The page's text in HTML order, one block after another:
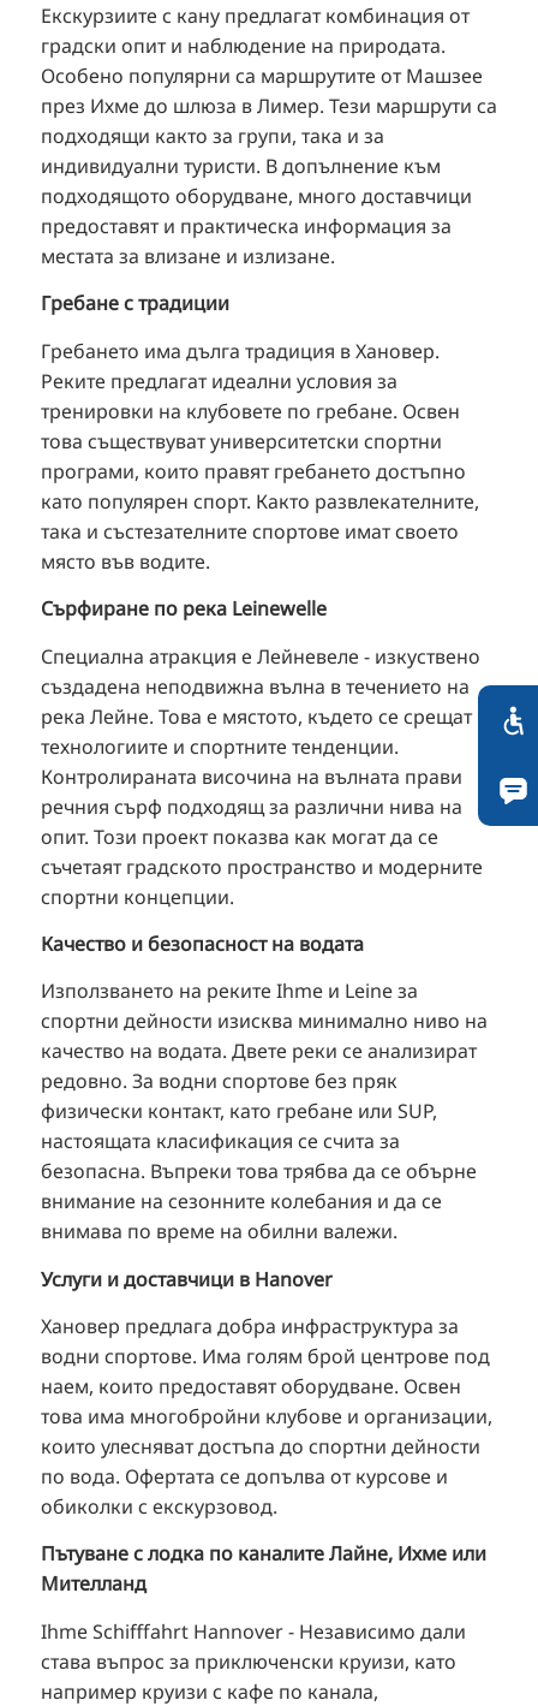
Екскурзиите с кану предлагат комбинация от
градски опит и наблюдение на природата.
Особено популярни са маршрутите от Машзее
през Ихме до шлюза в Лимер. Тези маршрути са
подходящи както за групи, така и за
индивидуални туристи. В допълнение към
подходящото оборудване, много доставчици
предоставят и практическа информация за
местата за влизане и излизане.
Гребане с традиции
Гребането има дълга традиция в Хановер.
Реките предлагат идеални условия за
тренировки на клубовете по гребане. Освен
това съществуват университетски спортни
програми, които правят гребането достъпно
като популярен спорт. Както развлекателните,
така и състезателните спортове имат своето
място във водите.
Сърфиране по река Leinewelle
Специална атракция е Лейневеле - изкуствено
създадена неподвижна вълна в течението на
река Лейне. Това е мястото, където се срещат
технологиите и спортните тенденции.
Контролираната височина на вълната прави
речния сърф подходящ за различни нива на
опит. Този проект показва как могат да се
съчетаят градското пространство и модерните
спортни концепции.
Качество и безопасност на водата
Използването на реките Ihme и Leine за
спортни дейности изисква минимално ниво на
качество на водата. Двете реки се анализират
редовно. За водни спортове без пряк
физически контакт, като гребане или SUP,
настоящата класификация се счита за
безопасна. Въпреки това трябва да се обърне
внимание на сезонните колебания и да се
внимава по време на обилни валежи.
Услуги и доставчици в Hanover
Хановер предлага добра инфраструктура за
водни спортове. Има голям брой центрове под
наем, които предоставят оборудване. Освен
това има многобройни клубове и организации,
които улесняват достъпа до спортни дейности
по вода. Офертата се допълва от курсове и
обиколки с екскурзовод.
Пътуване с лодка по каналите Лайне, Ихме или
Мителланд
Ihme Schifffahrt Hannover - Независимо дали
става въпрос за приключенски круизи, като
например круизи с кафе по канала,